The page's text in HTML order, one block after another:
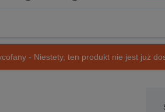
- Niestety, ten produkt nie jest już